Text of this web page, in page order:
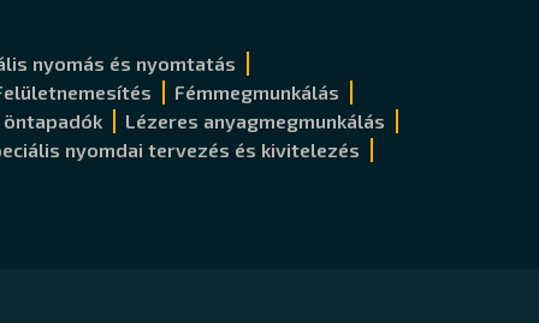
nyomás és nyomtatás
Fémmegmunkálás
öntapadók
Lézeres anyagmegmunkálás
nyomdai tervezés és kivitelezés